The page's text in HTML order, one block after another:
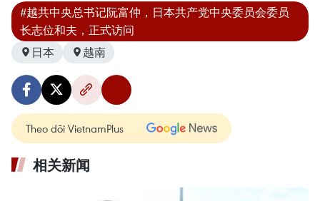
#越共中央总书记阮富仲，日本共产党中央委员会委员
长志位和夫，正式访问
日本
越南
Theo dõi VietnamPlus
相关新闻